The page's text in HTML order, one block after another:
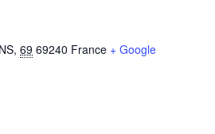
, 69 69240 France + Google